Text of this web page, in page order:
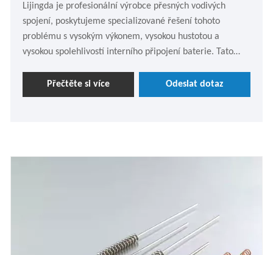
Lijingda je profesionální výrobce přesných vodivých
spojení, poskytujeme specializované řešení tohoto
problému s vysokým výkonem, vysokou hustotou a
vysokou spolehlivostí interního připojení baterie. Tato
přípojnice. Jedná se o soubor vnitřního vysokonapěťového
spojovacího systému pro bateriové moduly, který prošel
Přečtěte si více Odeslat dotaz